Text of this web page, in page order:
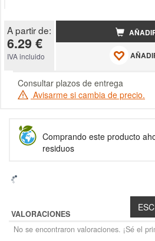
A partir de:
6.29 €
IVA incluido
Consultar plazos de entrega
Avisarme si cambia de precio.
Comprando este producto
residuos
VALORACIONES
No se encontraron valoraciones. ¡Sé el